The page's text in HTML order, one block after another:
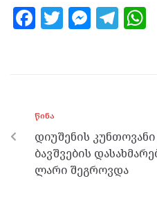
F
o
o
k
T M
er
T
m
ᲬᲘᲜᲐ
დიუშენის
ბავშვების
ლარი შეგროვდა